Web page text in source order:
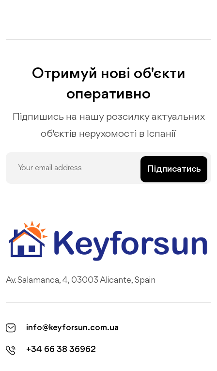
Отримуй нові об'єкти
оперативно
Підпишись на нашу розсилку актуальних
об'єктів нерухомості в Іспанії
Підписатись
Av. Salamanca, 4, 03003 Alicante, Spain
info@keyforsun.com.ua
+34 66 38 36962